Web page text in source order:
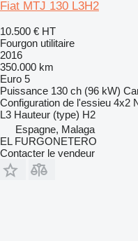
Fiat MTJ 130 L3H2
10.500 € HT
Fourgon utilitaire
2016
350.000 km
Euro 5
Puissance 130 ch (96 kW)
Configuration de l'essieu 4x2
L3 Hauteur (type) H2
Espagne, Malaga
EL FURGONETERO
Contacter le vendeur